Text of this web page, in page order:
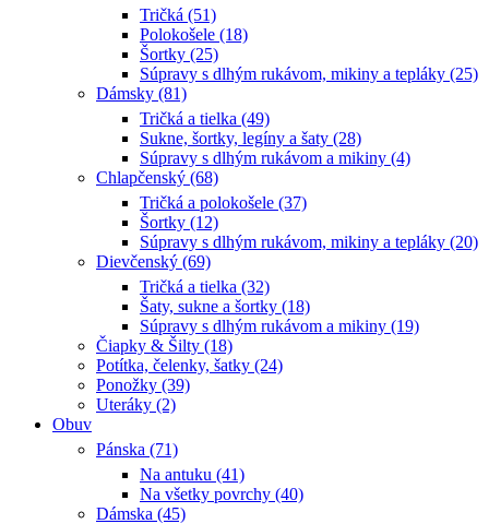
Tričká (51)
Polokošele (18)
Šortky (25)
Súpravy s dlhým rukávom, mikiny a tepláky (25)
Dámsky (81)
Tričká a tielka (49)
Sukne, šortky, legíny a šaty (28)
Súpravy s dlhým rukávom a mikiny (4)
Chlapčenský (68)
Tričká a polokošele (37)
Šortky (12)
Súpravy s dlhým rukávom, mikiny a tepláky (20)
Dievčenský (69)
Tričká a tielka (32)
Šaty, sukne a šortky (18)
Súpravy s dlhým rukávom a mikiny (19)
Čiapky & Šilty (18)
Potítka, čelenky, šatky (24)
Ponožky (39)
Uteráky (2)
Obuv
Pánska (71)
Na antuku (41)
Na všetky povrchy (40)
Dámska (45)